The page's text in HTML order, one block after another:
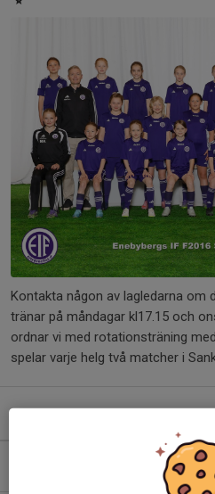
Kontakta någon av lagledarna om
tränar på måndagar kl17.15 och
ordnar vi med rotationsträning
spelar varje helg två matcher i
F2016 fotbollsträning
Enebybergs IP, 7-7- planen